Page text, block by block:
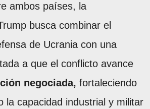
ambos países, la
busca combinar el
de Ucrania con una
a que el conflicto avance
negociada, fortaleciendo
la capacidad industrial y militar